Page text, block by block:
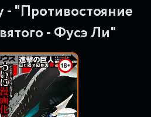
- "Противостояние
- Фусэ Ли"